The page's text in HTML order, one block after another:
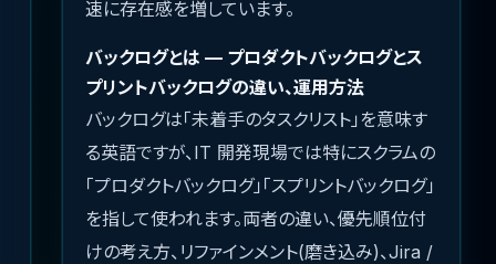
速に存在感を増しています。
バックログとは — プロダクトバックログとス
プリントバックログの違い、運用方法
バックログは「未着手のタスクリスト」を意味す
る英語ですが、IT 開発現場では特にスクラムの
「プロダクトバックログ」「スプリントバックログ」
を指して使われます。両者の違い、優先順位付
けの考え方、リファインメント(磨き込み)、Jira /